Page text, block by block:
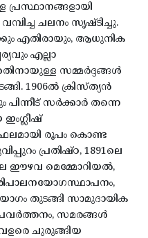
ചലനം സൃഷ്ടിച്ചു.
എതിരായും, ആധുനിക
എല്ലാ
സമ്മർദ്ദങ്ങൾ
1906ൽ ക്രിസ്ത്യൻ
പിന്നീട് സർക്കാർ തന്നെ
ഫലമായി രൂപം കൊണ്ട
പ്രതിഷ്ഠ, 1891ലെ
ഈഴവ മെമ്മോറിയൽ,
തുടങ്ങി സാമുദായിക
സമരങ്ങൾ
വളരെ ചുരുങ്ങിയ